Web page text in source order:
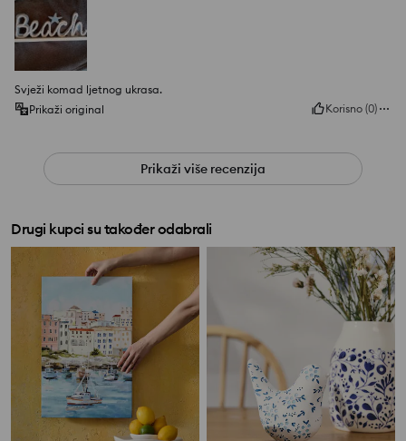
Svježi komad ljetnog ukrasa.
Prikaži original
Korisno (0)
Prikaži više recenzija
Drugi kupci su također odabrali